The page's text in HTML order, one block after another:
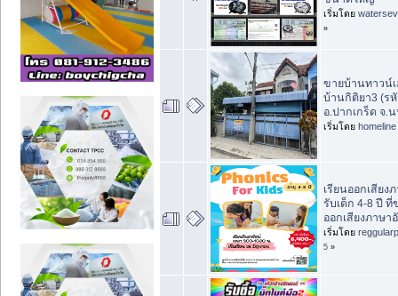
เริ่มโดย
»
ขายบ้านทาวน์
บ้านกิติยา3 (ร
อ.ปากเกร็ด จ.
เริ่มโดย homeline
เรียนออกเสียง
รับเด็ก 4-8 ปี
ออกเสียงภาษ
เริ่มโดย
5 »